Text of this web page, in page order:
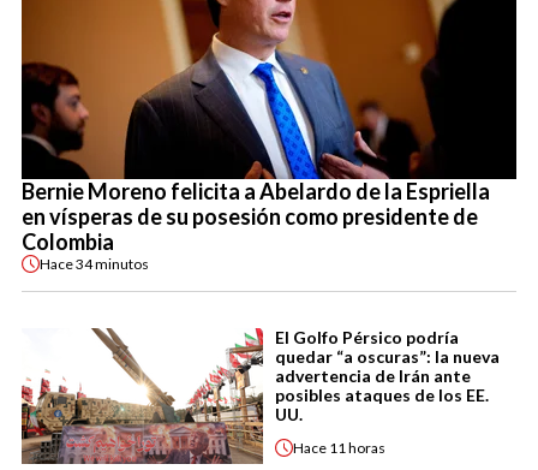
Bernie Moreno felicita a Abelardo de la Espriella
en vísperas de su posesión como presidente de
Colombia
Hace34 minutos
El Golfo Pérsico podría
quedar “a oscuras”: la nueva
advertencia de Irán ante
posibles ataques de los EE.
UU.
Hace 11 horas